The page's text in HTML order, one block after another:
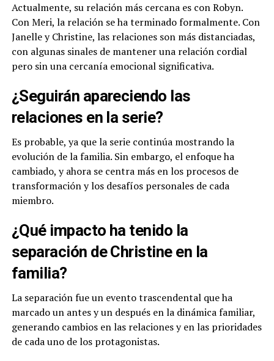
Actualmente, su relación más cercana es con Robyn.
Con Meri, la relación se ha terminado formalmente. Con
Janelle y Christine, las relaciones son más distanciadas,
con algunas sinales de mantener una relación cordial
pero sin una cercanía emocional significativa.
¿Seguirán apareciendo las
relaciones en la serie?
Es probable, ya que la serie continúa mostrando la
evolución de la familia. Sin embargo, el enfoque ha
cambiado, y ahora se centra más en los procesos de
transformación y los desafíos personales de cada
miembro.
¿Qué impacto ha tenido la
separación de Christine en la
familia?
La separación fue un evento trascendental que ha
marcado un antes y un después en la dinámica familiar,
generando cambios en las relaciones y en las prioridades
de cada uno de los protagonistas.